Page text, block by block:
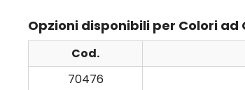
Opzioni disponibili per Colori
Cod.
70476